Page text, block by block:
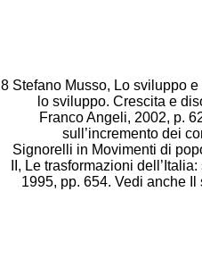
8 Stefano Musso, Lo sviluppo
lo sviluppo. Crescita e
Franco Angeli, 2002, p.
sull’incremento dei
Signorelli in Movimenti di
II, Le trasformazioni
1995, pp. 654. Vedi anche